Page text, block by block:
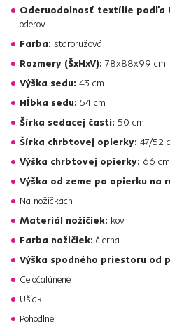
Oderuodolnosť textílie podľa
oderov
Farba: staroružová
Rozmery (ŠxHxV): 78x88x99 cm
Výška sedu: 43 cm
Hĺbka sedu: 54 cm
Šírka sedacej časti: 50 cm
Šírka chrbtovej opierky: 47/52
Výška chrbtovej opierky: 66 cm
Výška od zeme po opierku na
Na nožičkách
Materiál nožičiek: kov
Farba nožičiek: čierna
Výška spodného priestoru od
Celočalúnené
Ušiak
Pohodlné